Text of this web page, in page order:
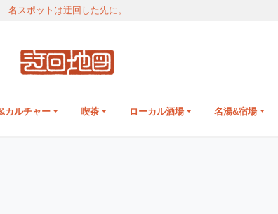
名スポットは迂回した先に。
カルチャー 喫茶 ローカル酒場 名湯&宿場